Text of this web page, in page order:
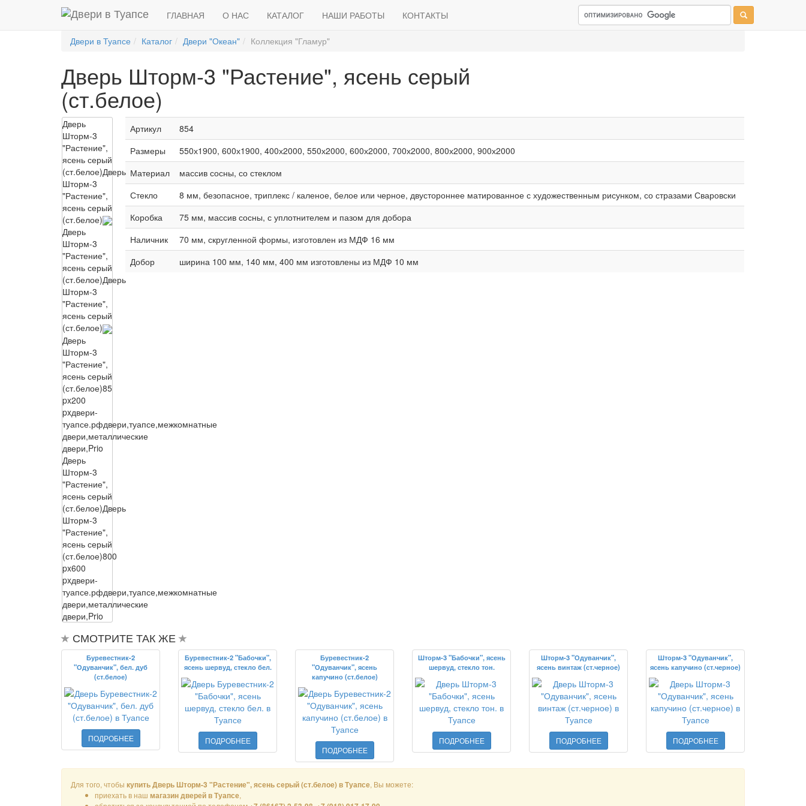
ГЛАВНАЯ О НАС КАТАЛОГ НАШИ РАБОТЫ КОНТАКТЫ
Двери в Туапсе Каталог Двери "Океан" Коллекция "Гламур"
Дверь Шторм-3 "Растение", ясень серый
(ст.белое)
Дверь
Шторм-3
"Растение",
ясень серый
(ст.белое)Дверь
Шторм-3
"Растение",
ясень серый
(ст.белое)
Дверь
Шторм-3
"Растение",
ясень серый
(ст.белое)Дверь
Шторм-3
"Растение",
ясень серый
(ст.белое)
Дверь
Шторм-3
"Растение",
ясень серый
(ст.белое)85
px200
pxдвери-
туапсе.рфдвери,туапсе,межкомнатные
двери,металлические
двери,Prio
Дверь
Шторм-3
"Растение",
ясень серый
(ст.белое)Дверь
Шторм-3
"Растение",
ясень серый
(ст.белое)800
px600
pxдвери-
туапсе.рфдвери,туапсе,межкомнатные
двери,металлические
двери,Prio
Артикул
854
Размеры
550х1900, 600х1900, 400х2000, 550х2000, 600х2000, 700х2000, 800х2000, 900х2000
Материал
массив сосны, со стеклом
Стекло
8 мм, безопасное, триплекс / каленое, белое или черное, двустороннее матированное с художественным рисунком, со стразами Сваровски
Коробка
75 мм, массив сосны, с уплотнителем и пазом для добора
Наличник
70 мм, скругленной формы, изготовлен из МДФ 16 мм
Добор
ширина 100 мм, 140 мм, 400 мм изготовлены из МДФ 10 мм
СМОТРИТЕ ТАК ЖЕ
Буревестник-2
"Одуванчик", бел. дуб
(ст.белое)
ПОДРОБНЕЕ
Буревестник-2 "Бабочки",
ясень шервуд, стекло бел.
ПОДРОБНЕЕ
Буревестник-2
"Одуванчик", ясень
капучино (ст.белое)
ПОДРОБНЕЕ
Шторм-3 "Бабочки", ясень
шервуд, стекло тон.
ПОДРОБНЕЕ
Шторм-3 "Одуванчик",
ясень винтаж (ст.черное)
ПОДРОБНЕЕ
Шторм-3 "Одуванчик",
ясень капучино (ст.черное)
ПОДРОБНЕЕ
Для того, чтобы купить Дверь Шторм-3 "Растение", ясень серый (ст.белое) в Туапсе, Вы можете:
приехать в наш магазин дверей в Туапсе,